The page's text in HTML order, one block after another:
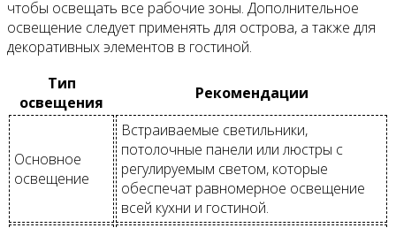
чтобы освещать все рабочие зоны. Дополнительное
освещение следует применять для острова, а также для
декоративных элементов в гостиной.
Тип
освещения
Рекомендации
Основное
освещение
Встраиваемые светильники,
потолочные панели или люстры с
регулируемым светом, которые
обеспечат равномерное освещение
всей кухни и гостиной.